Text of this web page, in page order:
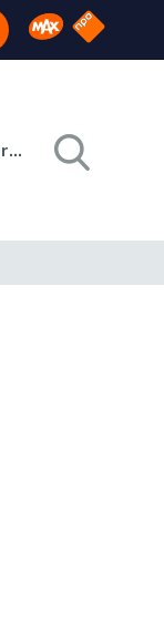
Omroep MAX
NPO
Registreren